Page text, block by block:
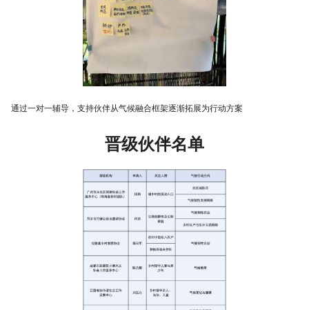
通过一对一辅导，支持伙伴从气候融合框架逐渐拓展为行动方案
晋级伙伴名单